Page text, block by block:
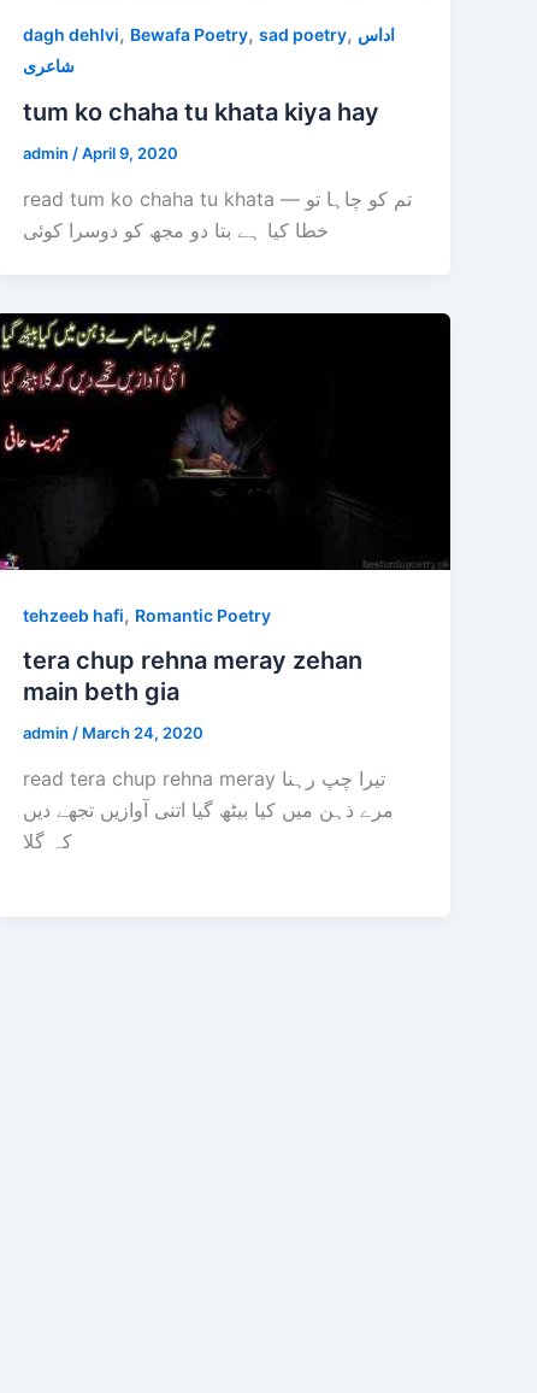
dagh dehlvi, Bewafa Poetry,sad poetry, اداس
شاعری
tum ko chaha tu khata kiya hay
admin /April 9, 2020
read tum ko chaha tu khata — تم کو چاہا تو
خطا کیا ہے بتا دو مجھ کو دوسرا کوئی
tehzeeb hafi, Romantic Poetry
tera chup rehna meray zehan
main beth gia
admin/ March 24, 2020
read tera chup rehna meray تیرا چپ رہنا
مرے ذہن میں کیا بیٹھ گیا اتنی آوازیں تجھے دیں
کہ گلا